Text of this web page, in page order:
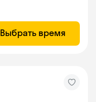
Выбрать время